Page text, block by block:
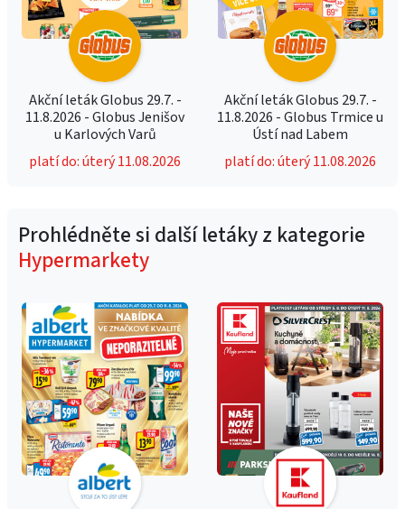
Akční leták Globus 29.7. -
11.8.2026 - Globus Jenišov
u Karlových Varů
platí do: úterý 11.08.2026
Akční leták Globus 29.7. -
11.8.2026 - Globus Trmice u
Ústí nad Labem
platí do: úterý 11.08.2026
Prohlédněte si další letáky z kategorie
Hypermarkety